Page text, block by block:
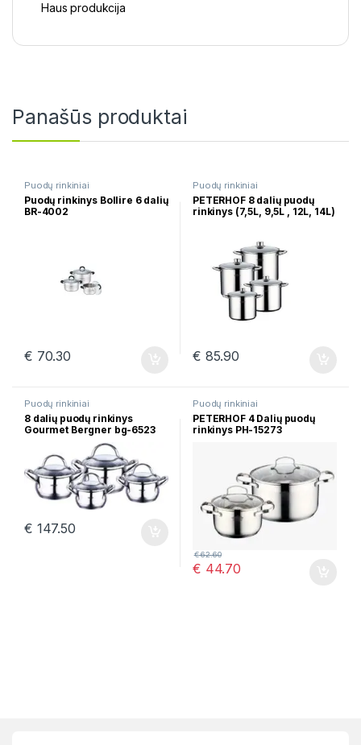
Haus produkcija
Panašūs produktai
Puodų rinkiniai
Puodų rinkinys Bollire 6 dalių
BR-4002
€ 70.30
Puodų rinkiniai
PETERHOF 8 dalių puodų
rinkinys (7,5L, 9,5L , 12L, 14L)
€ 85.90
Puodų rinkiniai
8 dalių puodų rinkinys
Gourmet Bergner bg-6523
€ 147.50
Puodų rinkiniai
PETERHOF 4 Dalių puodų
rinkinys PH-15273
€ 44.70
€62.60